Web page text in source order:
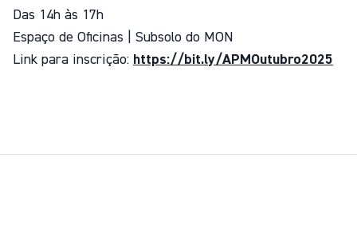
Das 14h às 17h
Espaço de Oficinas | Subsolo do MON
Link para inscrição: https://bit.ly/APMOutubro2025